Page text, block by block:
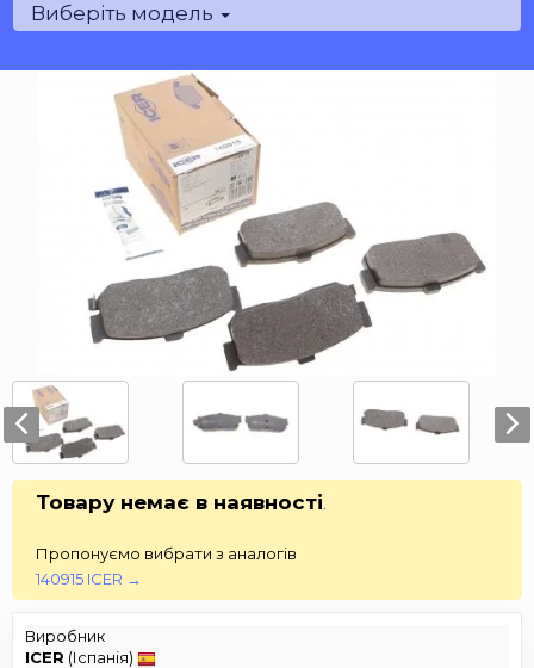
Виберіть модель
Товару немає в наявності
Пропонуємо вибрати з аналогів
140915 ICER →
Виробник
ICER (Іспанія)